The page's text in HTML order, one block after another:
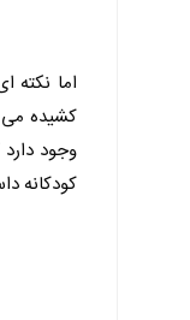
اما نکته
کشیده
وجود
کودکانه